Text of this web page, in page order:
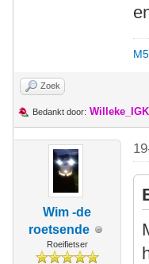
Zoek
Bedankt door:
Wim -de
roetsende
Roeifietser